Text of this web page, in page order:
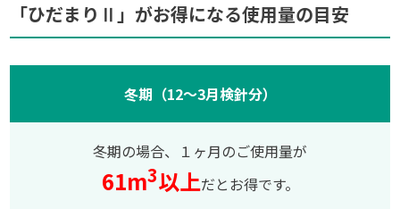
「ひだまりⅡ」がお得になる使用量の目安
冬期（12〜3月検針分）
冬期の場合、１ヶ月のご使用量が
61m3以上だとお得です。